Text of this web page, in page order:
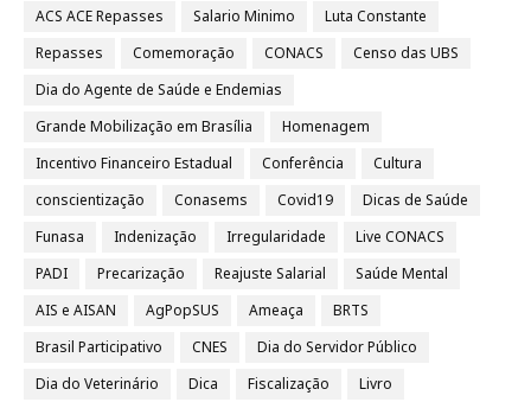
ACS ACE Repasses
Salario Minimo
Luta Constante
Repasses
Comemoração CONACS
Censo das UBS
Dia do Agente de Saúde e Endemias
Grande Mobilização em Brasília
Homenagem
Incentivo Financeiro Estadual
Conferência
Cultura
conscientização
Conasems Covid19
Dicas de Saúde
Funasa
Indenização Irregularidade
Live CONACS
PADI
Precarização Reajuste Salarial
Saúde Mental
AIS e AISAN
AgPopSUS Ameaça
BRTS
Brasil Participativo
CNES
Dia do Servidor Público
Dia do Veterinário
Dica Fiscalização
Livro